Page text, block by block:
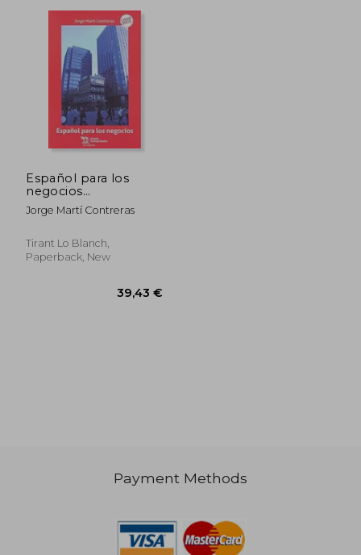
Español para los
negocios
(Prosopopeya
Manuales)
Jorge Martí Contreras
Tirant Lo Blanch,
Paperback, New
Payment Methods